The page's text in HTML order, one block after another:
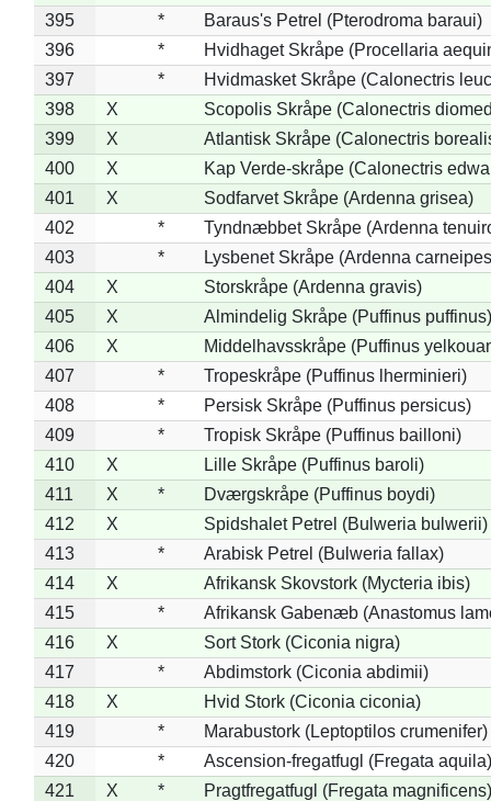
395
*
Baraus's Petrel (Pterodroma baraui)
396
*
Hvidhaget Skråpe (Procellaria
397
*
Hvidmasket Skråpe (Calonectris
398
X
Scopolis Skråpe (Calonectris
399
X
Atlantisk Skråpe (Calonectris
400
X
Kap Verde-skråpe (Calonectris
401
X
Sodfarvet Skråpe (Ardenna grisea)
402
*
Tyndnæbbet Skråpe (Ardenna
403
*
Lysbenet Skråpe (Ardenna
404
X
Storskråpe (Ardenna gravis)
405
X
Almindelig Skråpe (Puffinus puffinus)
406
X
Middelhavsskråpe (Puffinus
407
*
Tropeskråpe (Puffinus lherminieri)
408
*
Persisk Skråpe (Puffinus persicus)
409
*
Tropisk Skråpe (Puffinus bailloni)
410
X
Lille Skråpe (Puffinus baroli)
411
X *
Dværgskråpe (Puffinus boydi)
412
X
Spidshalet Petrel (Bulweria bulwerii)
413
*
Arabisk Petrel (Bulweria fallax)
414
X
Afrikansk Skovstork (Mycteria ibis)
415
*
Afrikansk Gabenæb (Anastomus
416
X
Sort Stork (Ciconia nigra)
417
*
Abdimstork (Ciconia abdimii)
418
X
Hvid Stork (Ciconia ciconia)
419
*
Marabustork (Leptoptilos crumenifer)
420
*
Ascension-fregatfugl (Fregata aquila)
421
X *
Pragtfregatfugl (Fregata magnificens)